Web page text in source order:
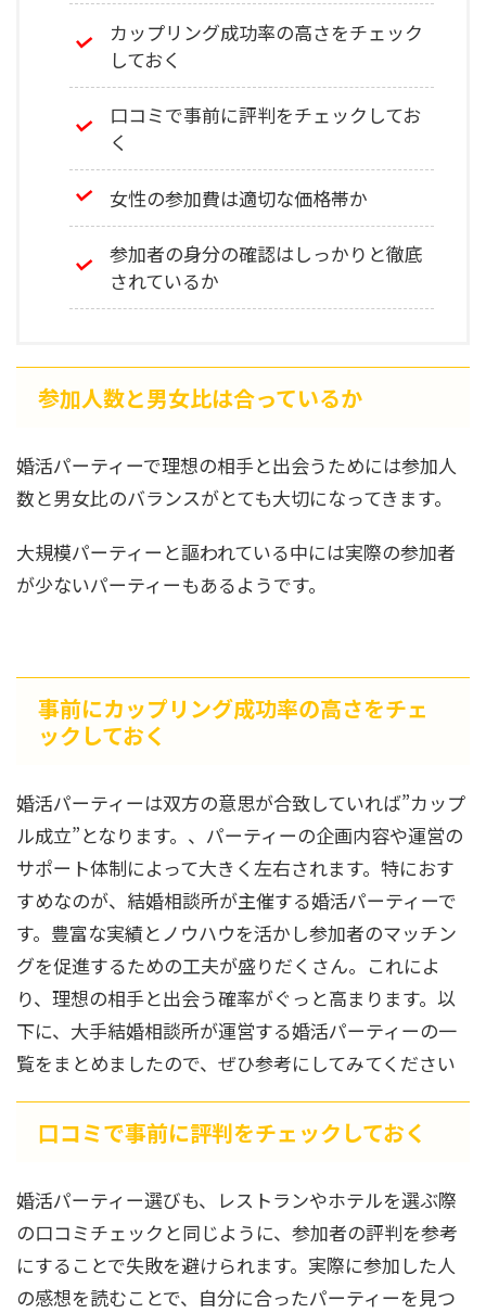
カップリング成功率の高さをチェック
しておく
口コミで事前に評判をチェックしてお
く
女性の参加費は適切な価格帯か
参加者の身分の確認はしっかりと徹底
されているか
参加人数と男女比は合っているか
婚活パーティーで理想の相手と出会うためには参加人
数と男女比のバランスがとても大切になってきます。
大規模パーティーと謳われている中には実際の参加者
が少ないパーティーもあるようです。
事前にカップリング成功率の高さをチェ
ックしておく
婚活パーティーは双方の意思が合致していれば”カップ
ル成立”となります。、パーティーの企画内容や運営の
サポート体制によって大きく左右されます。特におす
すめなのが、結婚相談所が主催する婚活パーティーで
す。豊富な実績とノウハウを活かし参加者のマッチン
グを促進するための工夫が盛りだくさん。これによ
り、理想の相手と出会う確率がぐっと高まります。以
下に、大手結婚相談所が運営する婚活パーティーの一
覧をまとめましたので、ぜひ参考にしてみてください
口コミで事前に評判をチェックしておく
婚活パーティー選びも、レストランやホテルを選ぶ際
の口コミチェックと同じように、参加者の評判を参考
にすることで失敗を避けられます。実際に参加した人
の感想を読むことで、自分に合ったパーティーを見つ